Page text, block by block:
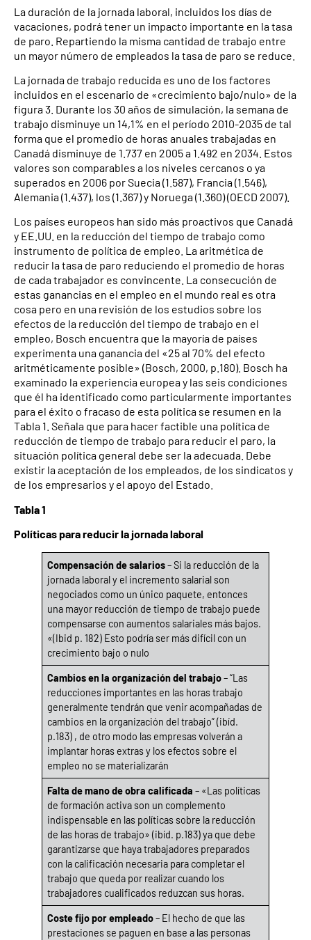
La duración de la jornada laboral, incluidos los días de
vacaciones, podrá tener un impacto importante en la tasa
de paro. Repartiendo la misma cantidad de trabajo entre
un mayor número de empleados la tasa de paro se reduce.
La jornada de trabajo reducida es uno de los factores
incluidos en el escenario de «crecimiento bajo/nulo» de la
figura 3. Durante los 30 años de simulación, la semana de
trabajo disminuye un 14,1% en el período 2010-2035 de tal
forma que el promedio de horas anuales trabajadas en
Canadá disminuye de 1.737 en 2005 a 1.492 en 2034. Estos
valores son comparables a los niveles cercanos o ya
superados en 2006 por Suecia (1.587), Francia (1.546),
Alemania (1.437), los (1.367) y Noruega (1.360) (OECD 2007).
Los países europeos han sido más proactivos que Canadá
y EE.UU. en la reducción del tiempo de trabajo como
instrumento de política de empleo. La aritmética de
reducir la tasa de paro reduciendo el promedio de horas
de cada trabajador es convincente. La consecución de
estas ganancias en el empleo en el mundo real es otra
cosa pero en una revisión de los estudios sobre los
efectos de la reducción del tiempo de trabajo en el
empleo, Bosch encuentra que la mayoría de países
experimenta una ganancia del «25 al 70% del efecto
aritméticamente posible» (Bosch, 2000, p.180). Bosch ha
examinado la experiencia europea y las seis condiciones
que él ha identificado como particularmente importantes
para el éxito o fracaso de esta política se resumen en la
Tabla 1. Señala que para hacer factible una política de
reducción de tiempo de trabajo para reducir el paro, la
situación política general debe ser la adecuada. Debe
existir la aceptación de los empleados, de los sindicatos y
de los empresarios y el apoyo del Estado.
Tabla 1
Políticas para reducir la jornada laboral
Compensación de salarios– Si la reducción de la
jornada laboral y el incremento salarial son
negociados como un único paquete, entonces
una mayor reducción de tiempo de trabajo puede
compensarse con aumentos salariales más bajos.
«(Ibid p. 182) Esto podría ser más difícil con un
crecimiento bajo o nulo
Cambios en la organización del trabajo– “Las
reducciones importantes en las horas trabajo
generalmente tendrán que venir acompañadas de
cambios en la organización del trabajo” (ibíd.
p.183) , de otro modo las empresas volverán a
implantar horas extras y los efectos sobre el
empleo no se materializarán
Falta de mano de obra calificada – «Las políticas
de formación activa son un complemento
indispensable en las políticas sobre la reducción
de las horas de trabajo» (ibíd. p.183) ya que debe
garantizarse que haya trabajadores preparados
con la calificación necesaria para completar el
trabajo que queda por realizar cuando los
trabajadores cualificados reduzcan sus horas.
Coste fijo por empleado– El hecho de que las
prestaciones se paguen en base a las personas